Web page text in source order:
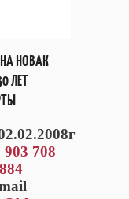
НОВАК
ЛЕТ
903 708